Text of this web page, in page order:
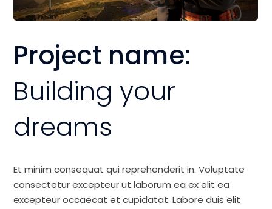
Project name:
Building your
dreams
Et minim consequat qui reprehenderit in. Voluptate
consectetur excepteur ut laborum ea ex elit ea
excepteur occaecat et cupidatat. Labore duis elit